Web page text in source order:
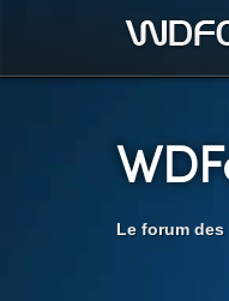
Le forum